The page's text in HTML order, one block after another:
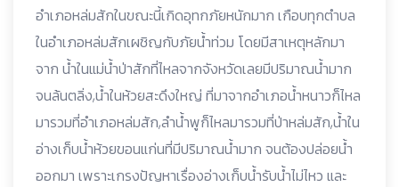
อำเภอหล่มสักในขณะนี้เกิดอุทกภัยหนักมาก เกือบทุกตำบล
ในอำเภอหล่มสักเผชิญกับภัยน้ำท่วม โดยมีสาเหตุหลักมา
จาก น้ำในแม่น้ำป่าสักที่ไหลจากจังหวัดเลยมีปริมาณน้ำมาก
จนล้นตลิ่ง,น้ำในห้วยสะดึงใหญ่ ที่มาจากอำเภอน้ำหนาวก็ไหล
มารวมที่อำเภอหล่มสัก,ลำน้ำพูก็ไหลมารวมที่ป่าหล่มสัก,น้ำใน
อ่างเก็บน้ำห้วยขอนแก่นที่มีปริมาณน้ำมาก จนต้องปล่อยน้ำ
ออกมา เพราะเกรงปัญหาเรื่องอ่างเก็บน้ำรับน้ำไม่ไหว และ